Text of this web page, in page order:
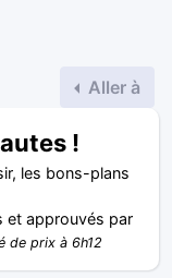
Aller à
!
les bons-plans
et approuvés par
de prix à 6h12